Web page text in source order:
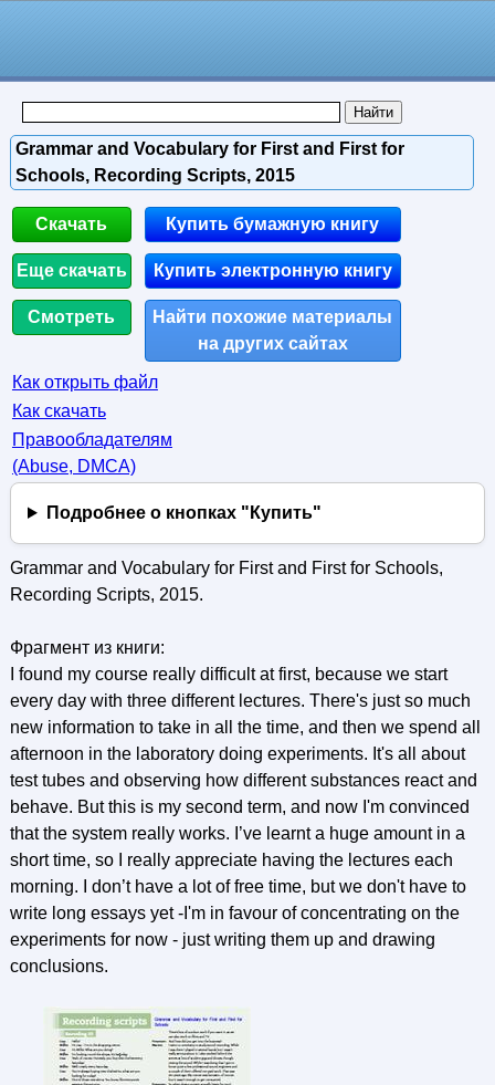
Grammar and Vocabulary for First and First for
Schools, Recording Scripts, 2015
Скачать
Еще скачать
Смотреть
Купить бумажную книгу
Купить электронную книгу
Найти похожие материалы
на других сайтах
Как открыть файл
Как скачать
Правообладателям
(Abuse, DMСA)
Подробнее о кнопках "Купить"
Grammar and Vocabulary for First and First for Schools,
Recording Scripts, 2015.
Фрагмент из книги:
I found my course really difficult at first, because we start
every day with three different lectures. There's just so much
new information to take in all the time, and then we spend all
afternoon in the laboratory doing experiments. It's all about
test tubes and observing how different substances react and
behave. But this is my second term, and now I'm convinced
that the system really works. I’ve learnt a huge amount in a
short time, so I really appreciate having the lectures each
morning. I don’t have a lot of free time, but we don't have to
write long essays yet -I'm in favour of concentrating on the
experiments for now - just writing them up and drawing
conclusions.